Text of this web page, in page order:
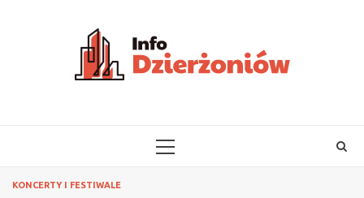
PRIMARY
KONCERTY I FESTIWALE